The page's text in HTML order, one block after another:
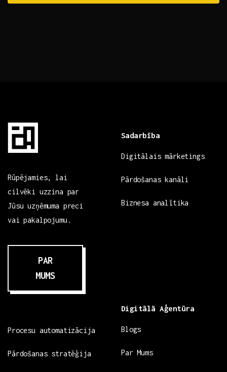
Rūpējamies, lai
cilvēki uzzina par
Jūsu uzņēmuma preci
vai pakalpojumu.
PAR
MUMS
Sadarbība
Digitālais mārketings
Pārdošanas kanāli
Biznesa analītika
Procesu automatizācija
Pārdošanas stratēģija
Digitālā Aģentūra
Blogs
Par Mums